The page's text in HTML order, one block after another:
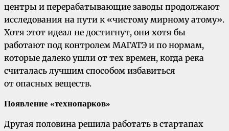
центры и перерабатывающие заводы продолжают
исследования на пути к «чистому мирному атому».
Хотя этот идеал не достигнут, они хотя бы
работают под контролем МАГАТЭ и по нормам,
которые далеко ушли от тех времен, когда река
считалась лучшим способом избавиться
от опасных веществ.
Появление «технопарков»
Другая половина решила работать в стартапах